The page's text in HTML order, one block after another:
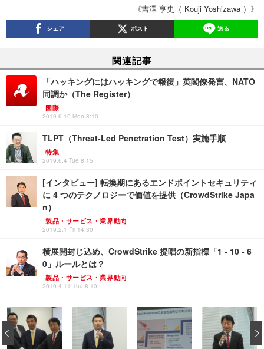
《吉澤 亨史（ Kouji Yoshizawa ）》
シェア ポスト 送る
関連記事
「ハッキングにはハッキングで報復」英閣僚発言、NATO
同調か（The Register）
国際
2019.6.10 Mon 8:10
TLPT（Threat-Led Penetration Test）実施手順
特集
2019.6.4 Tue 8:15
[インタビュー] 転換期にあるエンドポイントセキュリティ
に 4 つのテクノロジーで価値を提供（CrowdStrike Japa
n）
製品・サービス・業界動向
2019.2.1 Fri 14:30
横展開封じ込め、CrowdStrike 提唱の新指標「1 - 10 - 6
0」ルールとは？
製品・サービス・業界動向
2019.4.11 Thu 8:10
‹